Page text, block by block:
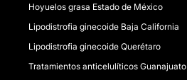
Hoyuelos grasa Estado de México
Lipodistrofia ginecoide Baja California
Lipodistrofia ginecoide Querétaro
Tratamientos anticelulíticos Guanajuato